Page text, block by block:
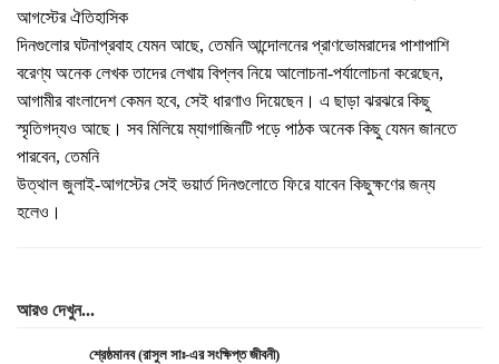
আগস্টের ঐতিহাসিক
দিনগুলোর ঘটনাপ্রবাহ যেমন আছে, তেমনি আন্দোলনের প্রাণভোমরাদের পাশাপাশি
বরেণ্য অনেক লেখক তাদের লেখায় বিপ্লব নিয়ে আলোচনা-পর্যালোচনা করেছেন,
আগামীর বাংলাদেশ কেমন হবে, সেই ধারণাও দিয়েছেন। এ ছাড়া ঝরঝরে কিছু
স্মৃতিগদ্যও আছে। সব মিলিয়ে ম্যাগাজিনটি পড়ে পাঠক অনেক কিছু যেমন জানতে
পারবেন, তেমনি
উত্থাল জুলাই-আগস্টের সেই ভয়ার্ত দিনগুলোতে ফিরে যাবেন কিছুক্ষণের জন্য
হলেও।
আরও দেখুন...
শ্রেষ্ঠমানব (রাসুল সাঃ-এর সংক্ষিপ্ত জীবনী)